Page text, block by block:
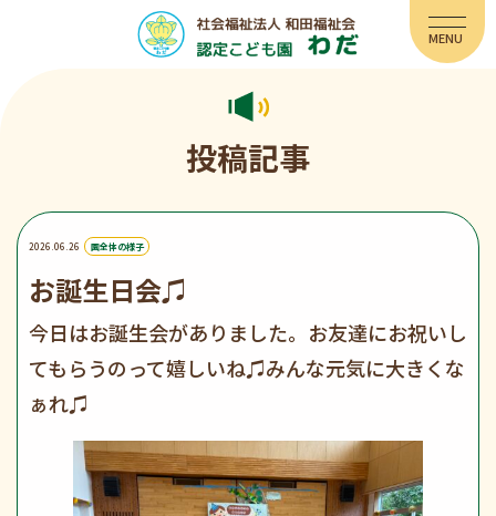
投稿記事
2026.06.26 園全体の様子
お誕生日会♫
今日はお誕生会がありました。お友達にお祝いし
てもらうのって嬉しいね♫みんな元気に大きくな
ぁれ♫